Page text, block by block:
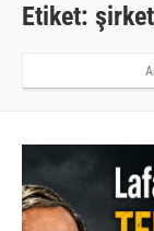
Etiket: